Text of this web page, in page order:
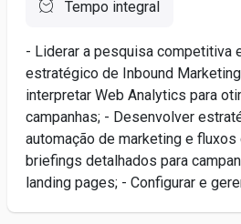
Tempo integral
- Liderar a pesquisa competitiva
estratégico de Inbound
interpretar Web Analytics para
campanhas; - Desenvolver
automação de marketing e
briefings detalhados para
landing pages; - Configurar e